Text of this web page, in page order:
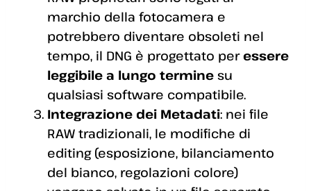
marchio della fotocamera e
potrebbero diventare obsoleti nel
tempo, il DNG è progettato per essere
leggibile a lungo termine su
qualsiasi software compatibile.
Integrazione dei Metadati: nei file
RAW tradizionali, le modifiche di
editing (esposizione, bilanciamento
del bianco, regolazioni colore)